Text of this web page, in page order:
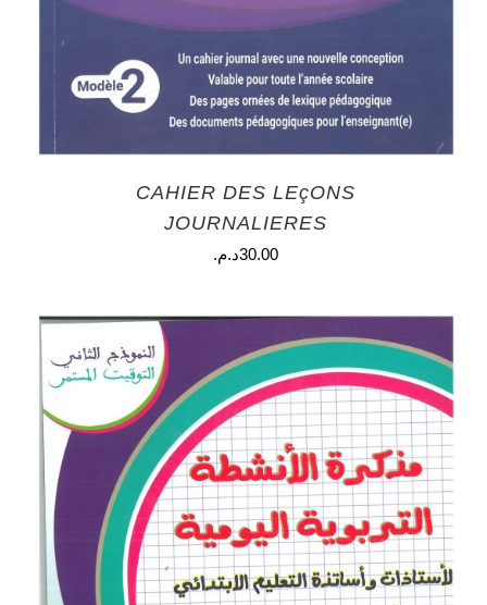
CAHIER DES LEçONS
JOURNALIERES
30.00د.م.